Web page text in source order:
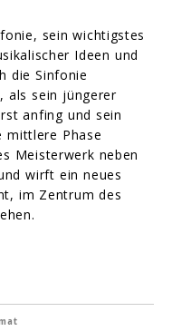
sein wichtigstes
Ideen und
die Sinfonie
als sein jüngerer
anfing und sein
mittlere Phase
Meisterwerk neben
wirft ein neues
im Zentrum des